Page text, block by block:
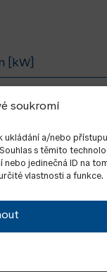
soukromí
ukládání a/nebo
s těmito
jedinečná ID na
vlastnosti a funkce.
[kW]